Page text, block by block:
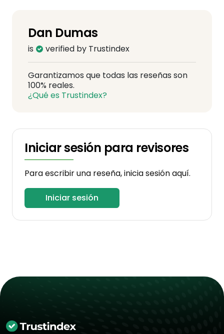
Dan Dumas
is verified by Trustindex
Garantizamos que todas las reseñas son
100% reales.
¿Qué es Trustindex?
Iniciar sesión para revisores
Para escribir una reseña, inicia sesión aquí.
Iniciar sesión